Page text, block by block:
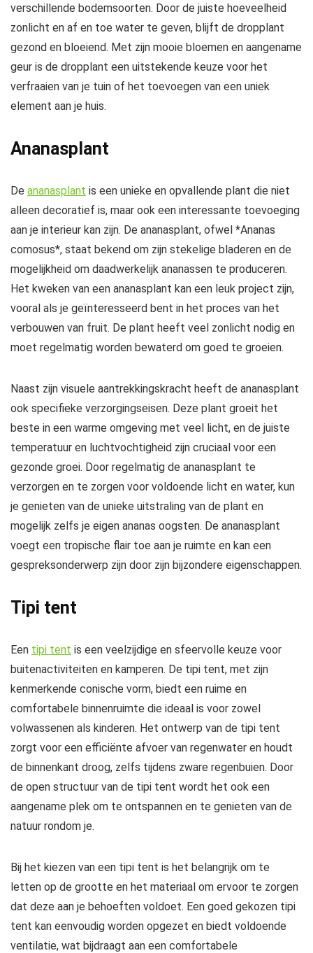
verschillende bodemsoorten. Door de juiste hoeveelheid
zonlicht en af en toe water te geven, blijft de dropplant
gezond en bloeiend. Met zijn mooie bloemen en aangename
geur is de dropplant een uitstekende keuze voor het
verfraaien van je tuin of het toevoegen van een uniek
element aan je huis.
Ananasplant
De ananasplant is een unieke en opvallende plant die niet
alleen decoratief is, maar ook een interessante toevoeging
aan je interieur kan zijn. De ananasplant, ofwel *Ananas
comosus*, staat bekend om zijn stekelige bladeren en de
mogelijkheid om daadwerkelijk ananassen te produceren.
Het kweken van een ananasplant kan een leuk project zijn,
vooral als je geïnteresseerd bent in het proces van het
verbouwen van fruit. De plant heeft veel zonlicht nodig en
moet regelmatig worden bewaterd om goed te groeien.
Naast zijn visuele aantrekkingskracht heeft de ananasplant
ook specifieke verzorgingseisen. Deze plant groeit het
beste in een warme omgeving met veel licht, en de juiste
temperatuur en luchtvochtigheid zijn cruciaal voor een
gezonde groei. Door regelmatig de ananasplant te
verzorgen en te zorgen voor voldoende licht en water, kun
je genieten van de unieke uitstraling van de plant en
mogelijk zelfs je eigen ananas oogsten. De ananasplant
voegt een tropische flair toe aan je ruimte en kan een
gespreksonderwerp zijn door zijn bijzondere eigenschappen.
Tipi tent
Een tipi tent is een veelzijdige en sfeervolle keuze voor
buitenactiviteiten en kamperen. De tipi tent, met zijn
kenmerkende conische vorm, biedt een ruime en
comfortabele binnenruimte die ideaal is voor zowel
volwassenen als kinderen. Het ontwerp van de tipi tent
zorgt voor een efficiënte afvoer van regenwater en houdt
de binnenkant droog, zelfs tijdens zware regenbuien. Door
de open structuur van de tipi tent wordt het ook een
aangename plek om te ontspannen en te genieten van de
natuur rondom je.
Bij het kiezen van een tipi tent is het belangrijk om te
letten op de grootte en het materiaal om ervoor te zorgen
dat deze aan je behoeften voldoet. Een goed gekozen tipi
tent kan eenvoudig worden opgezet en biedt voldoende
ventilatie, wat bijdraagt aan een comfortabele